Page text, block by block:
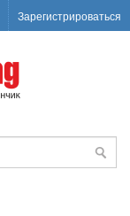
Зарегистрироваться